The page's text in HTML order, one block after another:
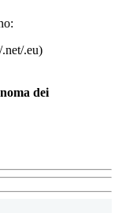
.eu)
dei